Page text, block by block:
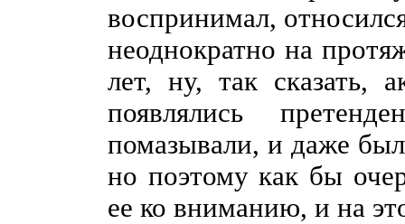
воспринимал,
неоднократно на
лет, ну, так сказать,
появлялись
помазывали, и даже
но поэтому как бы
ее ко вниманию, и на